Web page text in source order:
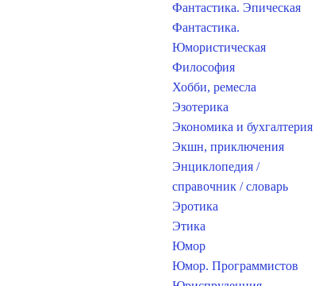
Фантастика. Эпическая
Фантастика.
Юмористическая
Философия
Хобби, ремесла
Эзотерика
Экономика и бухгалтерия
Экшн, приключения
Энциклопедия /
справочник / словарь
Эротика
Этика
Юмор
Юмор. Программистов